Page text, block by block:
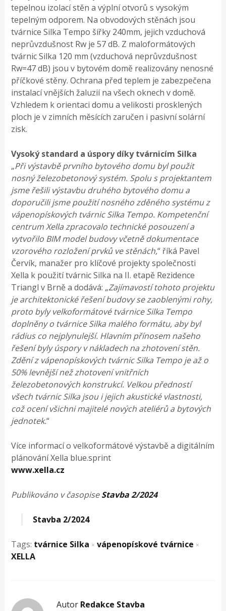
tepelnou izolací stěn a výplní otvorů s vysokým
tepelným odporem. Na obvodových stěnách jsou
tvárnice Silka Tempo šířky 240mm, jejich vzduchová
neprůvzdušnost Rw je 57 dB. Z maloformátových
tvárnic Silka 120 mm (vzduchová neprůvzdušnost
Rw=47 dB) jsou v bytovém domě realizovány nenosné
příčkové stěny. Ochrana před teplem je zabezpečena
instalací vnějších žaluzií na všech oknech v domě.
Vzhledem k orientaci domu a velikosti prosklených
ploch je v zimních měsících zaručen i pasivní solární
zisk.
Vysoký standard a úspory díky tvárnicím Silka
„Při výstavbě prvního bytového domu byl použit
nosný železobetonový systém. Spolu s projektantem
jsme řešili výstavbu druhého bytového domu a
doporučili jsme použití nosného zděného systému z
vápenopískových tvárnic Silka Tempo. Kompetenční
centrum Xella zpracovalo technické posouzení a
vytvořilo BIM model budovy včetně dokumentace
vzorového rozložení prvků ve stěnách,“ říká Pavel
Červík, manažer pro klíčové projekty společnosti
Xella k použití tvárnic Silka na II. etapě Rezidence
Triangl v Brně a dodává: „Zajímavostí tohoto projektu
je architektonické řešení budovy se zaoblenými rohy,
proto byly velkoformátové tvárnice Silka Tempo
doplněny o tvárnice Silka malého formátu, aby byl
rádius co nejplynulejší. Hlavním přínosem našeho
řešení byly úspory v nákladech na zhotovení stěn.
Zdění z vápenopískových tvárnic Silka Tempo je až o
50% levnější než zhotovení vnitřních
železobetonových konstrukcí. Velkou předností
všech tvárnic Silka jsou i jejich akustické vlastnosti,
což ocení všichni majitelé nových ateliérů a bytových
jednotek.“
Více informací o velkoformátové výstavbě a digitálním
plánování Xella blue.sprint
www.xella.cz
Publikováno v časopiseStavba 2/2024
Stavba 2/2024
Tags: tvárnice Silka × vápenopískové tvárnice ×
XELLA
Autor Redakce Stavba